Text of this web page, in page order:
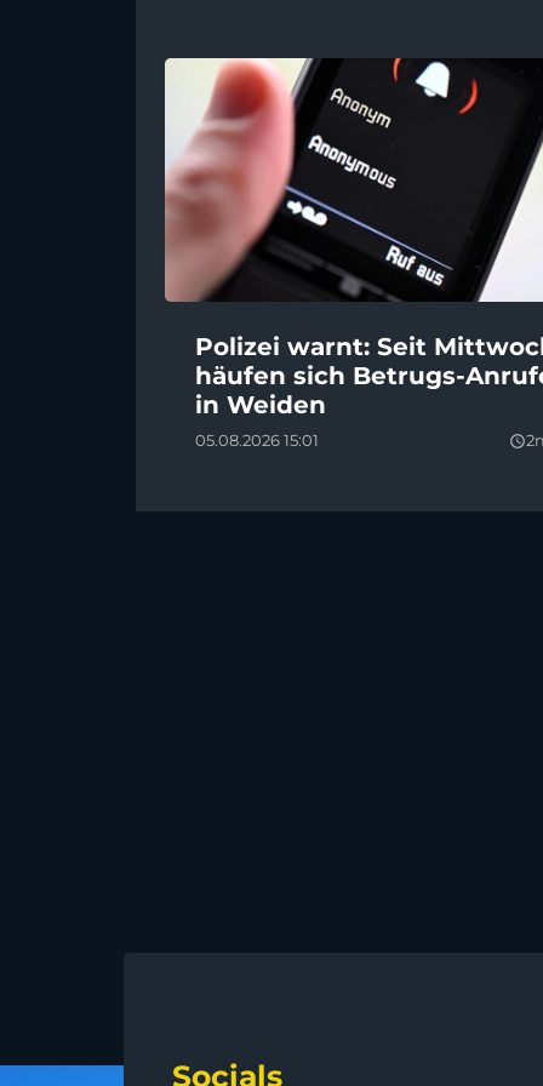
Polizei warnt: Seit
häufen sich Betrugs-
in Weiden
05.08.2026 15:01 query_builder
Socials